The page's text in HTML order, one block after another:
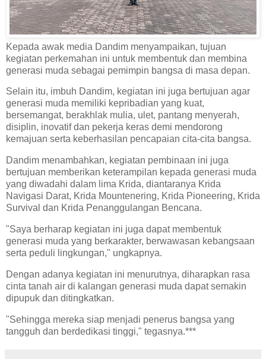
Kepada awak media Dandim menyampaikan, tujuan
kegiatan perkemahan ini untuk membentuk dan membina
generasi muda sebagai pemimpin bangsa di masa depan.
Selain itu, imbuh Dandim, kegiatan ini juga bertujuan agar
generasi muda memiliki kepribadian yang kuat,
bersemangat, berakhlak mulia, ulet, pantang menyerah,
disiplin, inovatif dan pekerja keras demi mendorong
kemajuan serta keberhasilan pencapaian cita-cita bangsa.
Dandim menambahkan, kegiatan pembinaan ini juga
bertujuan memberikan keterampilan kepada generasi muda
yang diwadahi dalam lima Krida, diantaranya Krida
Navigasi Darat, Krida Mountenering, Krida Pioneering, Krida
Survival dan Krida Penanggulangan Bencana.
"Saya berharap kegiatan ini juga dapat membentuk
generasi muda yang berkarakter, berwawasan kebangsaan
serta peduli lingkungan," ungkapnya.
Dengan adanya kegiatan ini menurutnya, diharapkan rasa
cinta tanah air di kalangan generasi muda dapat semakin
dipupuk dan ditingkatkan.
"Sehingga mereka siap menjadi penerus bangsa yang
tangguh dan berdedikasi tinggi," tegasnya.***